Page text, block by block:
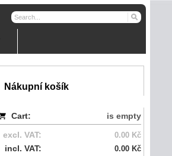
Nákupní košík
Cart:
is empty
excl. VAT:
0.00 Kč
incl. VAT: 0.00 Kč